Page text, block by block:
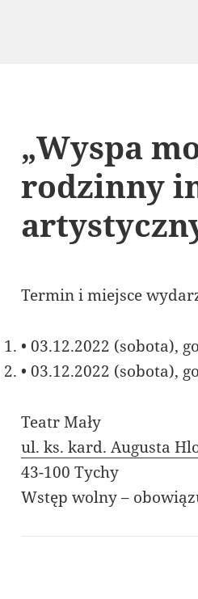
„Wyspa
rodzinny
Termin i miejsce
• 03.12.2022 (sobota),
• 03.12.2022 (sobota),
Teatr Mały
ul. ks. kard. Augusta
43-100 Tychy
Wstęp wolny –